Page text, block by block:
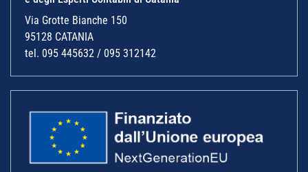
Via Grotte Bianche 150
95128 CATANIA
tel. 095 445632 / 095 312142